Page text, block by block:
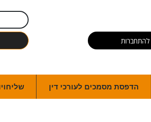
להתחברות
הדפסת מסמכים לעורכי דין